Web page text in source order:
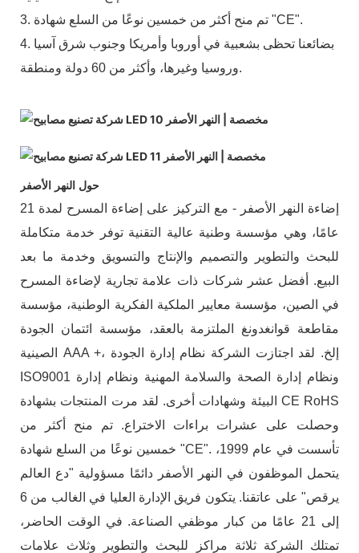
3. تم منح أكثر من خمسين نوعًا من السلع شهادة "CE".
4. بضائعنا تحظى بشعبية في أوروبا وأمريكا وجنوب شرق آسيا
وروسيا وغيرها، وأكثر من 60 دولة ومنطقة.
حول النهر الأصفر
إضاءة النهر الأصفر - مع التركيز على إضاءة المسرح لمدة 21
عامًا، وهي مؤسسة وطنية عالية التقنية توفر خدمة متكاملة
للبحث والتطوير والتصميم والإنتاج والتسويق وخدمة ما بعد
البيع. أفضل عشر شركات ذات علامة تجارية لإضاءة المسرح
في الصين، مؤسسة معايير الملكية الفكرية الوطنية، مؤسسة
مقاطعة قوانغدونغ الملتزمة بالعقد، مؤسسة ائتمان الجودة
الصينية AAA +، إلخ. لقد اجتازت الشركة نظام إدارة الجودة
ISO9001 ونظام إدارة الصحة والسلامة المهنية ونظام إدارة
البيئة وشهادات أخرى. لقد مرت المنتجات بشهادة CE RoHS
وحصلت على عشرات براءات الاختراع. تم منح أكثر من
خمسين نوعًا من السلع شهادة "CE". تأسست في عام 1999،
يتحمل الموظفون في النهر الأصفر دائمًا مسؤولية "دع العالم
يرقص" على عاتقنا. يتكون فريق الإدارة العليا في الغالب من 6
إلى 21 عامًا من كبار موظفي الصناعة. في الوقت الحاضر،
تمتلك الشركة ثلاثة مراكز للبحث والتطوير وثلاث علامات